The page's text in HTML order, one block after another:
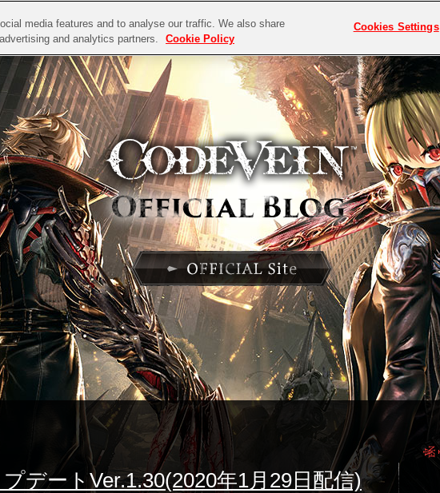
デートVer.1.30(2020年1月29日配信)
media features and to analyse our traffic. We also share
and analytics partners.
Cookie Policy
Cookies Settings